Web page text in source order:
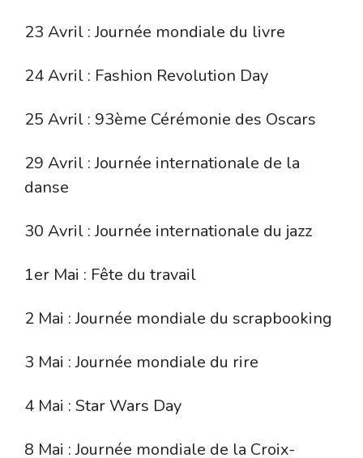
23 Avril : Journée mondiale du livre
24 Avril : Fashion Revolution Day
25 Avril : 93ème Cérémonie des Oscars
29 Avril : Journée internationale de la
danse
30 Avril : Journée internationale du jazz
1er Mai : Fête du travail
2 Mai : Journée mondiale du scrapbooking
3 Mai : Journée mondiale du rire
4 Mai : Star Wars Day
8 Mai : Journée mondiale de la Croix-